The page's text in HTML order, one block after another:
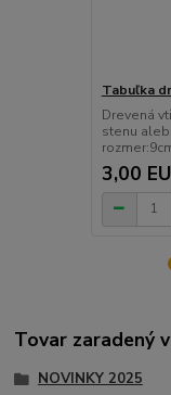
Tabuľka
Drevená
stenu
3,00
Tovar zaradený
NOVINKY 2025